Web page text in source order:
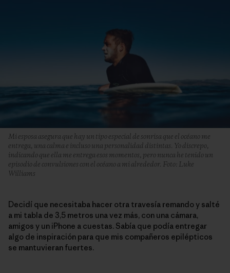
Mi esposa asegura que hay un tipo especial de sonrisa que el océano me
entrega, una calma e incluso una personalidad distintas. Yo discrepo,
indicando que ella me entrega esos momentos, pero nunca he tenido un
episodio de convulsiones con el océano a mi alrededor. Foto: Luke
Williams
Decidí que necesitaba hacer otra travesía remando y salté
a mi tabla de 3,5 metros una vez más, con una cámara,
amigos y un iPhone a cuestas. Sabía que podía entregar
algo de inspiración para que mis compañeros epilépticos
se mantuvieran fuertes.